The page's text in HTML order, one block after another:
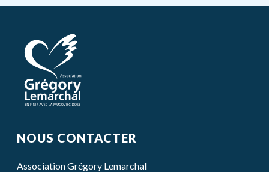
NOUS CONTACTER
Association Grégory Lemarchal